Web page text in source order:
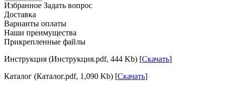
Избранное Задать вопрос
Доставка
Варианты оплаты
Наши преимущества
Прикрепленные файлы
Инструкция (Инструкция.pdf, 444 Kb) [Скачать]
Каталог (Каталог.pdf, 1,090 Kb) [Скачать]